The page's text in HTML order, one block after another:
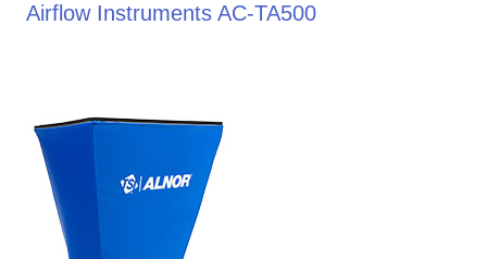
Airflow Instruments AC-TA500